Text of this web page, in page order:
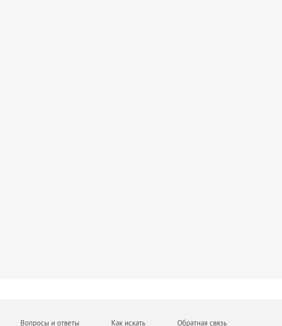
Вопросы и ответы Как искать Обратная связь